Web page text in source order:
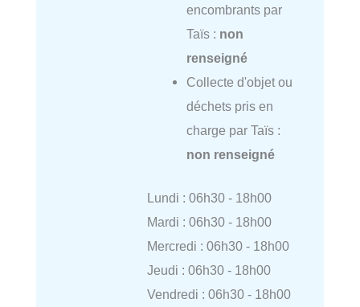
encombrants par
Taïs : non
renseigné
Collecte d'objet ou
déchets pris en
charge par Taïs :
non renseigné
Lundi : 06h30 - 18h00
Mardi : 06h30 - 18h00
Mercredi : 06h30 - 18h00
Jeudi : 06h30 - 18h00
Vendredi : 06h30 - 18h00